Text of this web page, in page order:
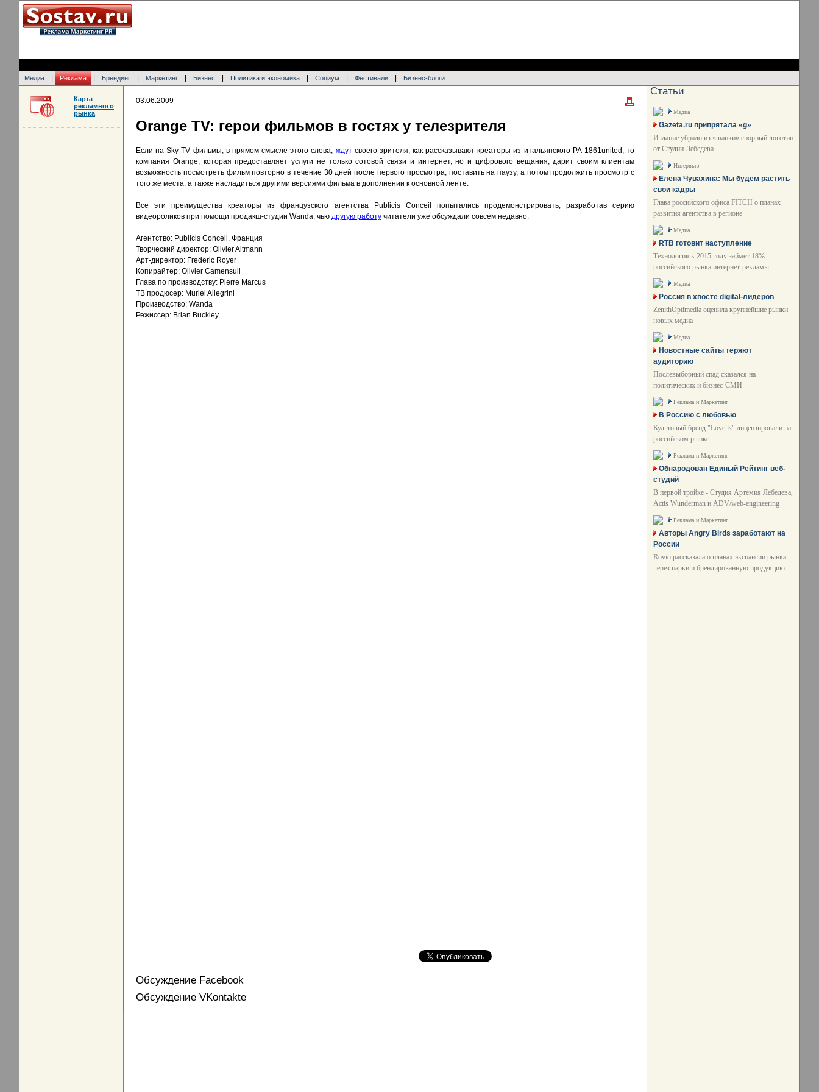
Медиа Реклама Брендинг Маркетинг Бизнес Политика и экономика Социум Фестивали Бизнес-блоги
03.06.2009
Orange TV: герои фильмов в гостях у телезрителя
Если на Sky TV фильмы, в прямом смысле этого слова, ждутсвоего зрителя, как рассказывают креаторы из итальянского РА 1861united, то
компания Orange, которая предоставляет услуги не только сотовой связи и интернет, но и цифрового вещания, дарит своим клиентам
возможность посмотреть фильм повторно в течение 30 дней после первого просмотра, поставить на паузу, а потом продолжить просмотр с
того же места, а также насладиться другими версиями фильма в дополнении к основной ленте.
Все эти преимущества креаторы из французского агентства Publicis Conceil попытались продемонстрировать, разработав серию
видеороликов при помощи продакш-студии Wanda, чью другую работу читатели уже обсуждали совсем недавно.
Агентство: Publicis Conceil, Франция
Творческий директор: Olivier Altmann
Арт-директор: Frederic Royer
Копирайтер: Olivier Camensuli
Глава по производству: Pierre Marcus
ТВ продюсер: Muriel Allegrini
Производство: Wanda
Режиссер: Brian Buckley
Обсуждение Facebook
Обсуждение VKontakte
Карта
рекламного
рынка
Статьи
Медиа
Gazeta.ru припрятала «g»
Издание убрало из «шапки» спорный логотип
от Студии Лебедева
Интервью
Елена Чувахина: Мы будем растить
свои кадры
Глава российского офиса FITCH о планах
развития агентства в регионе
Медиа
RTB готовит наступление
Технология к 2015 году займет 18%
российского рынка интернет-рекламы
Медиа
Россия в хвосте digital-лидеров
ZenithOptimedia оценила крупнейшие рынки
новых медиа
Медиа
Новостные сайты теряют
аудиторию
Послевыборный спад сказался на
политических и бизнес-СМИ
Реклама и Маркетинг
В Россию с любовью
Культовый бренд "Love is" лицензировали на
российском рынке
Реклама и Маркетинг
Обнародован Единый Рейтинг веб-
студий
В первой тройке - Студия Артемия Лебедева,
Actis Wunderman и ADV/web-engineering
Реклама и Маркетинг
Авторы Angry Birds заработают на
России
Rovio рассказала о планах экспансии рынка
через парки и брендированную продукцию